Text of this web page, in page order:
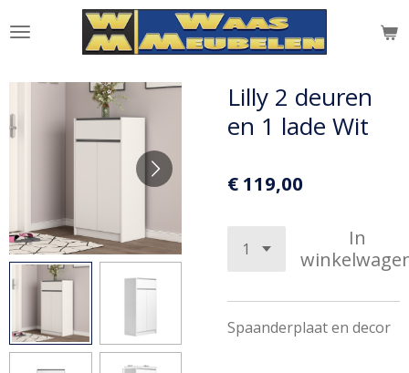
direct
de
hoofdinhoud
Lilly 2 deuren
en 1 lade Wit
€ 119,00
In
Spaanderplaat en decor